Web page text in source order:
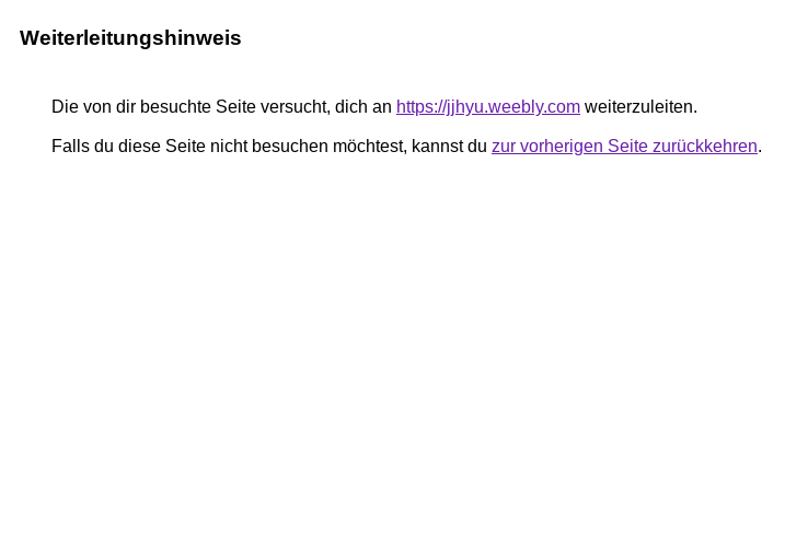
Weiterleitungshinweis
Die von dir besuchte Seite versucht, dich an https://jjhyu.weebly.com weiterzuleiten.
Falls du diese Seite nicht besuchen möchtest, kannst du zur vorherigen Seite zurückkehren.